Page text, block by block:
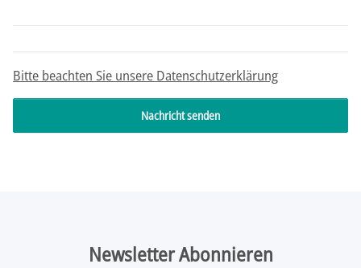
Bitte beachten Sie unsere Datenschutzerklärung
Nachricht senden
Newsletter Abonnieren